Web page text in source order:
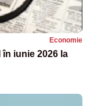
Economie
iunie 2026 la